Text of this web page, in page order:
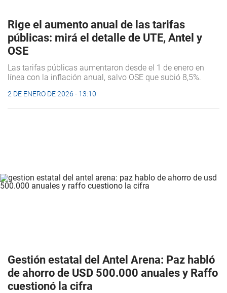
Rige el aumento anual de las tarifas
públicas: mirá el detalle de UTE, Antel y
OSE
Las tarifas públicas aumentaron desde el 1 de enero en
línea con la inflación anual, salvo OSE que subió 8,5%.
2 DE ENERO DE 2026 - 13:10
Gestión estatal del Antel Arena: Paz habló
de ahorro de USD 500.000 anuales y Raffo
cuestionó la cifra